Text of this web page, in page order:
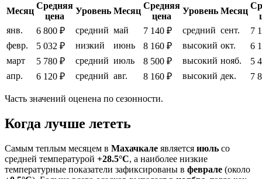
Месяц
Средняя
цена
Уровень Месяц
Средняя
цена
Уровень Месяц
янв.
6 800 ₽ средний май 7 140 ₽ средний сент.
7
февр.
5 032 ₽ низкий июнь 8 160 ₽ высокий окт.
6
март
5 780 ₽ средний июль 8 500 ₽ высокий нояб.
5
апр.
6 120 ₽ средний авг. 8 160 ₽ высокий дек. 7
Часть значений оценена по сезонности.
Когда лучше лететь
Самым теплым месяцем в Махачкале является июль со
средней температурой +28.5°C, а наиболее низкие
температурные показатели зафиксированы в феврале (около